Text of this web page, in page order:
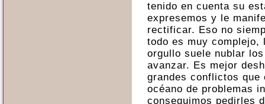
tenido en cuenta su
expresemos y le
rectificar. Eso no
todo es muy
orgullo suele nublar
avanzar. Es mejor
grandes conflictos que
océano de problemas
conseguimos pedirles